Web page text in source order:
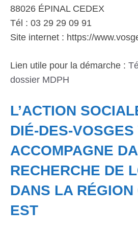
88026 ÉPINAL CEDEX
Tél : 03 29 29 09 91
Site internet : https://
Lien utile pour la démarche :
dossier MDPH
L’ACTION
DIÉ-DES-VOSGES
ACCOMPAGNE
RECHERCHE DE
DANS LA RÉGION
EST